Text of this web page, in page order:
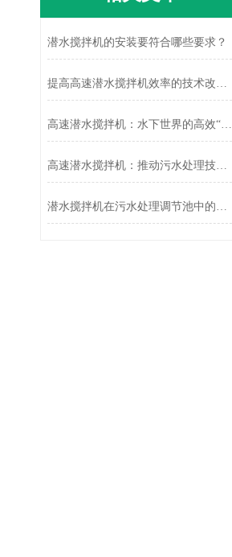
潜水搅拌机的安装要符合哪些要求？
提高高速潜水搅拌机效率的技术改进与应用
高速潜水搅拌机：水下世界的高效“搅拌能手”
高速潜水搅拌机：推动污水处理技术革新
潜水搅拌机在污水处理调节池中的应用及效果分析